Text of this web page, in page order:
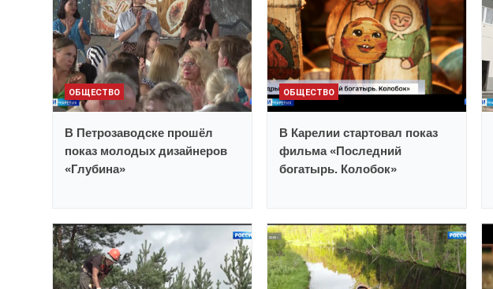
ОБЩЕСТВО
В Петрозаводске прошёл
показ молодых дизайнеров
«Глубина»
ОБЩЕСТВО
В Карелии стартовал показ
фильма «Последний
богатырь. Колобок»